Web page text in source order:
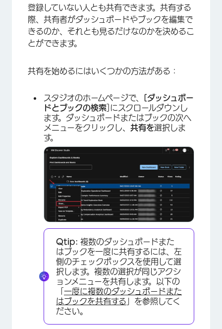
ダッシュボードまたはブックの共有を停止する
他のユーザーとダッシュボードを編集する
FAQs
登録していない人とも共有できます。共有する
際、共有者がダッシュボードやブックを編集で
きるのか、それとも見るだけなのかを決めるこ
とができます。
共有を始めるにはいくつかの方法がある：
スタジオのホームページで、
[ダッシュボー
ドとブックの検索 ]にスクロールダウンし
ます。ダッシュボードまたはブックの次へ
メニューをクリックし、 共有を選択しま
す。
Qtip: 複数のダッシュボードまた
はブックを一度に共有するには、左
側のチェックボックスを使用して選
択します。複数の選択が同じアクシ
ョンメニューを共有します。以下の
一度に複数のダッシュボードまた
はブックを共有する 」を参照してく
ださい。